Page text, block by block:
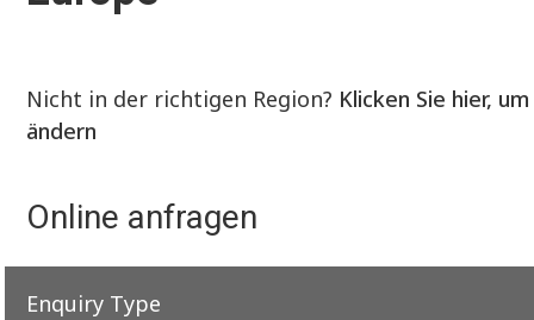
Nicht in der richtigen Region? Klicken Sie hier,
ändern
Online anfragen
Enquiry Type